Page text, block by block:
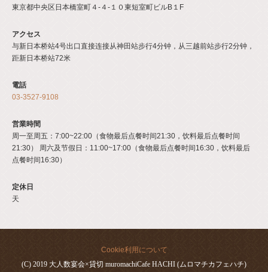
東京都中央区日本橋室町４-４-１０東短室町ビルB１F
アクセス
与新日本桥站4号出口直接连接从神田站步行4分钟，从三越前站步行2分钟，
距新日本桥站72米
電話
03-3527-9108
営業時間
周一至周五：7:00~22:00（食物最后点餐时间21:30，饮料最后点餐时间
21:30） 周六及节假日：11:00~17:00（食物最后点餐时间16:30，饮料最后
点餐时间16:30）
定休日
天
Cookie利用について
(C) 2019 大人数宴会×貸切 muromachiCafe HACHI (ムロマチカフェハチ)